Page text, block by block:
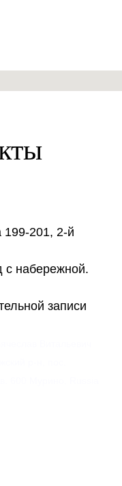
199-201, 2-й
с набережной.
записи